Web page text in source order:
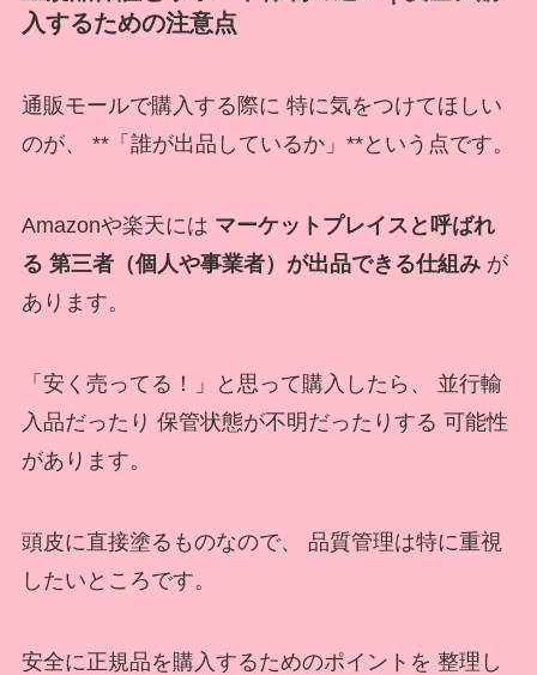
入するための注意点
通販モールで購入する際に 特に気をつけてほしい
のが、 **「誰が出品しているか」**という点です。
Amazonや楽天には マーケットプレイスと呼ばれ
る 第三者（個人や事業者）が出品できる仕組みが
あります。
「安く売ってる！」と思って購入したら、 並行輸
入品だったり 保管状態が不明だったりする 可能性
があります。
頭皮に直接塗るものなので、 品質管理は特に重視
したいところです。
安全に正規品を購入するためのポイントを 整理し